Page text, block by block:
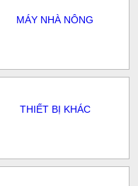
MÁY NHÀ NÔNG
THIẾT BỊ KHÁC